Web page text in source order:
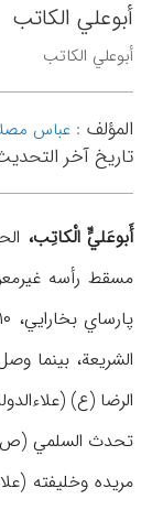
أبوعلي الکاتب
أبوعلي الکاتب
المؤلف :عباس
تاریخ آخر
أَبوعَليٍّ الْکاتِب،
الرضا (ع)
مریده وخلیفته